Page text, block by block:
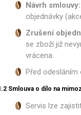
Návrh smlouvy:
objednávky
Zrušení
se zboží již
vrácena.
Před odesláním
II.2 Smlouva o dílo na
Servis lze